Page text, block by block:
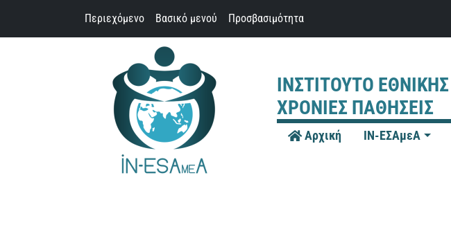
Περιεχόμενο
Βασικό μενού Προσβασιμότητα
ΙΝΣΤΙΤΟΥΤΟ
ΧΡΟΝΙΕΣ ΠΑΘΗΣΕΙΣ
Αρχική IN-ΕΣΑμεΑ